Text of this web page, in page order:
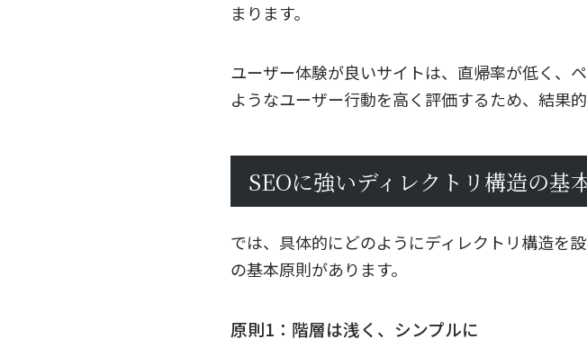
まります。
ユーザー体験が良いサイトは、直帰率が低く、
ようなユーザー行動を高く評価するため、結果
SEOに強いディレクトリ構造の基
では、具体的にどのようにディレクトリ構造を
の基本原則があります。
原則1：階層は浅く、シンプルに